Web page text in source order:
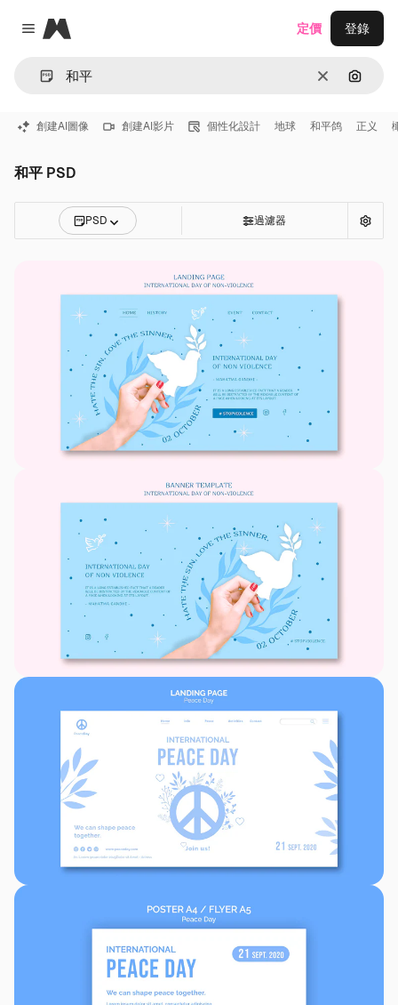
Close menu
Magnific
清除 通過圖
定價 登錄
創建AI圖像 創建AI影片 個性化設計 地球 和平鸽 正义
和平 PSD
PSD 過濾器